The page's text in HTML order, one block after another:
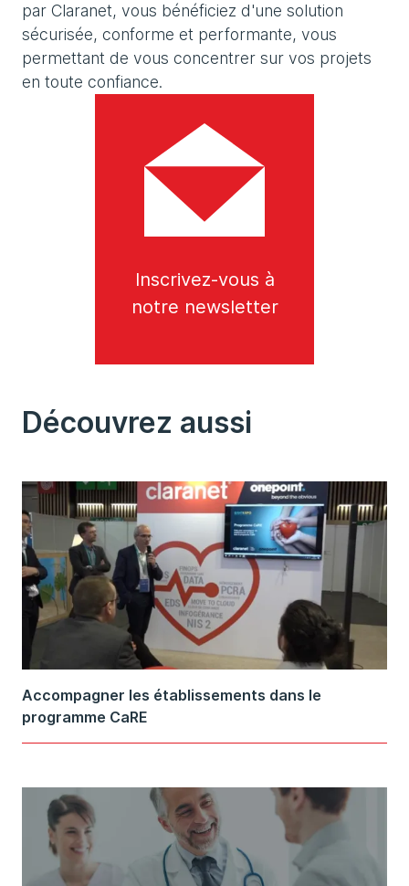
par Claranet, vous bénéficiez d'une solution
sécurisée, conforme et performante, vous
permettant de vous concentrer sur vos projets
en toute confiance.
Inscrivez-vous à
notre newsletter
Découvrez aussi
Accompagner les établissements dans le
programme CaRE